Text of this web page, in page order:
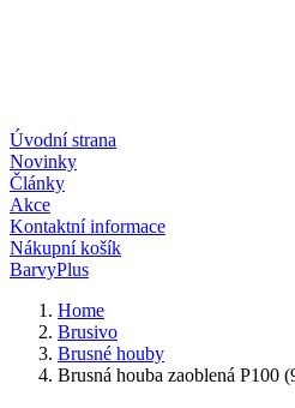
Úvodní strana
Novinky
Články
Akce
Kontaktní informace
Nákupní košík
BarvyPlus
Home
Brusivo
Brusné houby
Brusná houba zaoblená P100